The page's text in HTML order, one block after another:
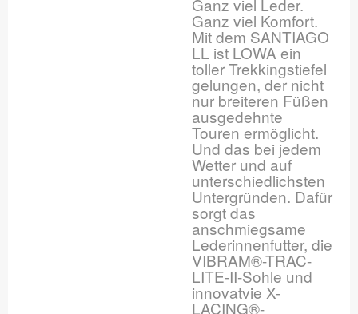
Ganz viel Leder.
Ganz viel Komfort.
Mit dem SANTIAGO
LL ist LOWA ein
toller Trekkingstiefel
gelungen, der nicht
nur breiteren Füßen
ausgedehnte
Touren ermöglicht.
Und das bei jedem
Wetter und auf
unterschiedlichsten
Untergründen. Dafür
sorgt das
anschmiegsame
Lederinnenfutter, die
VIBRAM®-TRAC-
LITE-II-Sohle und
innovatvie X-
LACING®-